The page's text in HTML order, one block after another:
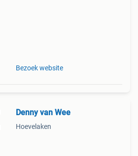
Bezoek website
Denny van Wee
Hoevelaken